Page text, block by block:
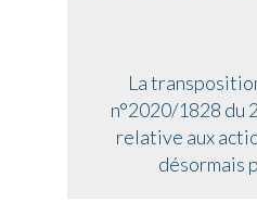
La
n°2020/1828 du
relative aux
désormais